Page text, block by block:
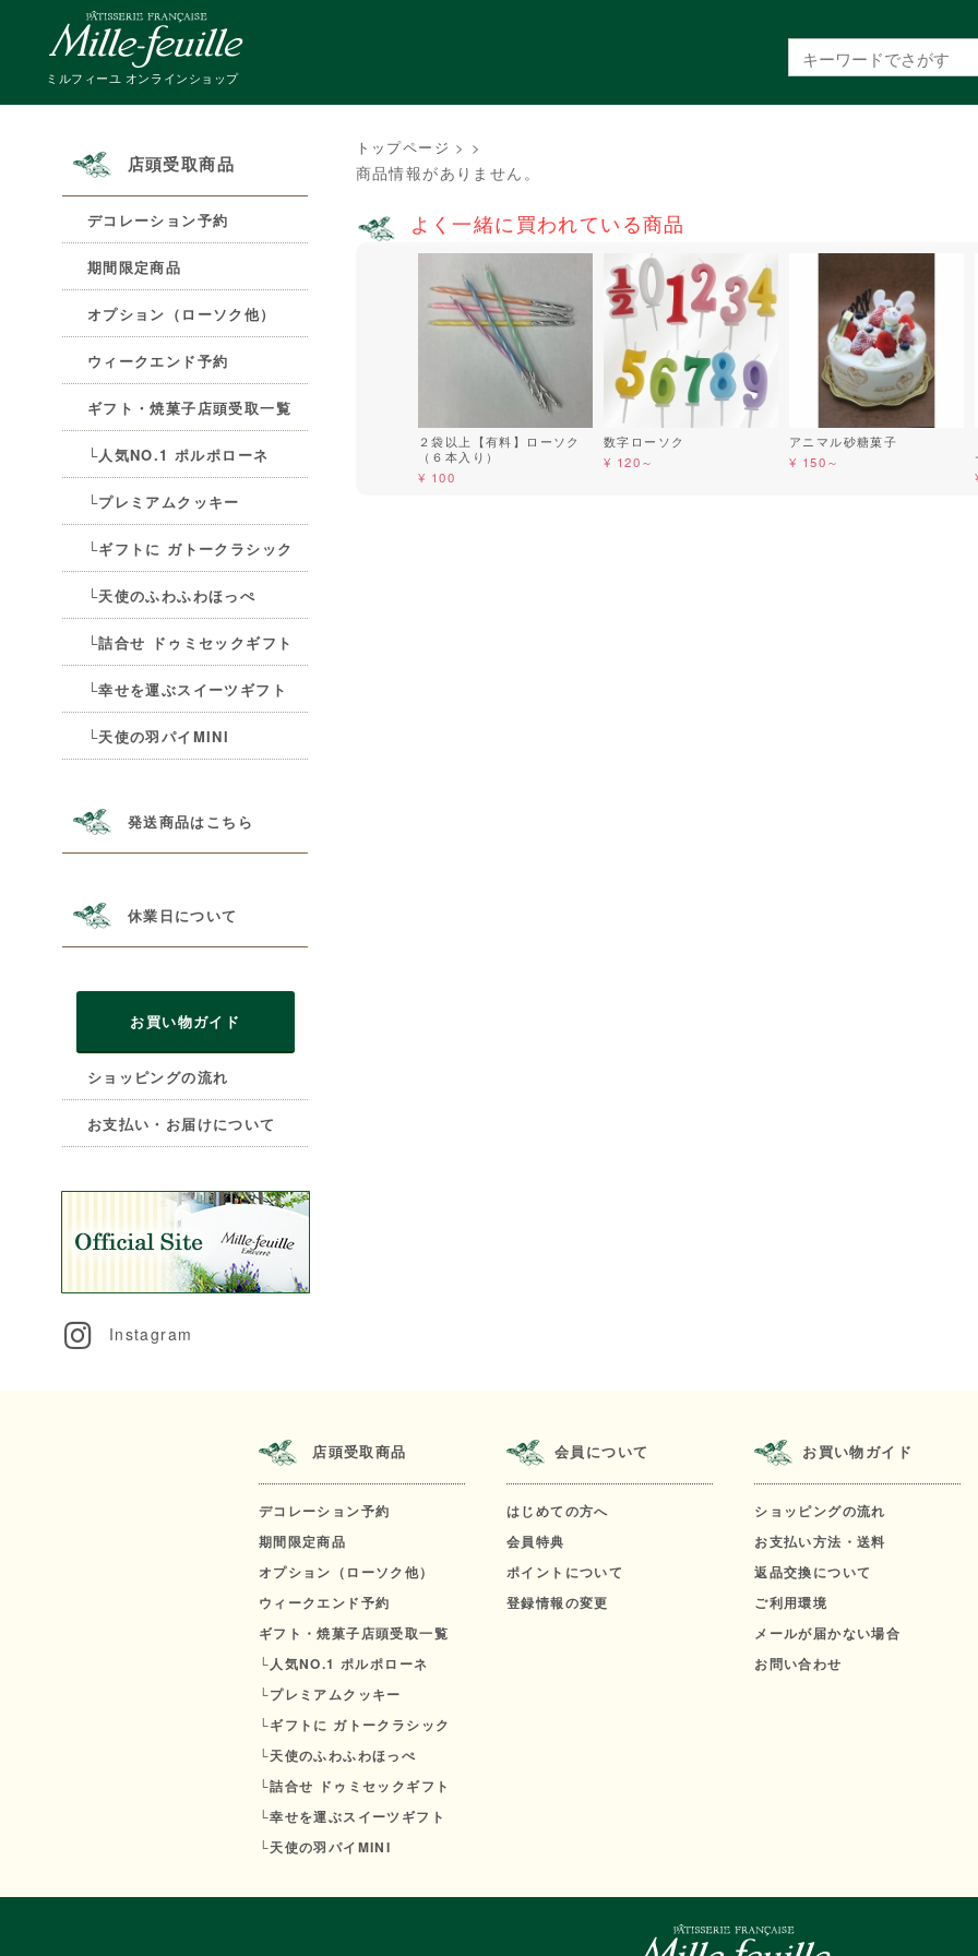
ミルフィーユ オンラインショップ
店頭受取商品
デコレーション予約
期間限定商品
オプション（ローソク他）
ウィークエンド予約
ギフト・焼菓子店頭受取一覧
└人気NO.1 ポルポローネ
└プレミアムクッキー
└ギフトに ガトークラシック
└天使のふわふわほっぺ
└詰合せ ドゥミセックギフト
└幸せを運ぶスイーツギフト
└天使の羽パイMINI
発送商品はこちら
休業日について
お買い物ガイド
ショッピングの流れ
お支払い・お届けについて
Instagram
トップページ > >
商品情報がありません。
よく一緒に買われている商品
２袋以上【有料】ローソク
（６本入り）
¥ 100
数字ローソク
¥ 120～
アニマル砂糖菓子
¥ 150～
店頭受取商品
デコレーション予約
期間限定商品
オプション（ローソク他）
ウィークエンド予約
ギフト・焼菓子店頭受取一覧
└人気NO.1 ポルポローネ
└プレミアムクッキー
└ギフトに ガトークラシック
└天使のふわふわほっぺ
└詰合せ ドゥミセックギフト
└幸せを運ぶスイーツギフト
└天使の羽パイMINI
会員について
はじめての方へ
会員特典
ポイントについて
登録情報の変更
お買い物ガイド
ショッピングの流れ
お支払い方法・送料
返品交換について
ご利用環境
メールが届かない場合
お問い合わせ